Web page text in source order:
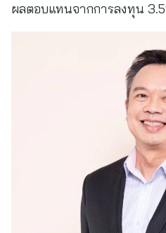
ผลตอบแทนจากการลงทุน